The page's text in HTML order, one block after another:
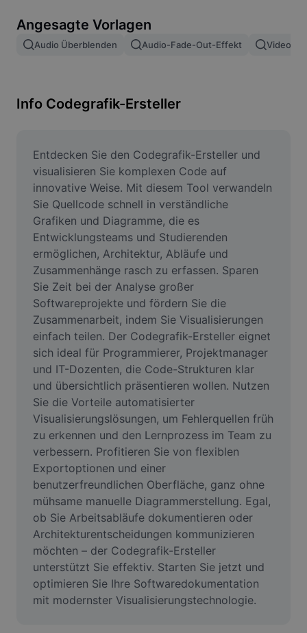
Bilder zusammenfügen
Bildgröße ändern
Meme-Generator
AI Text Remover
AI People Remover
AI Inpainting
Face Cutout
Video
Videohintergrund entfernen
Qualität verbessern
Videoeditor
Video zuschneiden
Untertitel zu Videos hinzufügen
Videokonverter
Angesagte Vorlagen
Audio Überblenden Audio-Fade-Out-Effekt Video
Info Codegrafik-Ersteller
Entdecken Sie den Codegrafik-Ersteller und
visualisieren Sie komplexen Code auf
innovative Weise. Mit diesem Tool verwandeln
Sie Quellcode schnell in verständliche
Grafiken und Diagramme, die es
Entwicklungsteams und Studierenden
ermöglichen, Architektur, Abläufe und
Zusammenhänge rasch zu erfassen. Sparen
Sie Zeit bei der Analyse großer
Softwareprojekte und fördern Sie die
Zusammenarbeit, indem Sie Visualisierungen
einfach teilen. Der Codegrafik-Ersteller eignet
sich ideal für Programmierer, Projektmanager
und IT-Dozenten, die Code-Strukturen klar
und übersichtlich präsentieren wollen. Nutzen
Sie die Vorteile automatisierter
Visualisierungslösungen, um Fehlerquellen früh
zu erkennen und den Lernprozess im Team zu
verbessern. Profitieren Sie von flexiblen
Exportoptionen und einer
benutzerfreundlichen Oberfläche, ganz ohne
mühsame manuelle Diagrammerstellung. Egal,
ob Sie Arbeitsabläufe dokumentieren oder
Architekturentscheidungen kommunizieren
möchten – der Codegrafik-Ersteller
unterstützt Sie effektiv. Starten Sie jetzt und
optimieren Sie Ihre Softwaredokumentation
mit modernster Visualisierungstechnologie.